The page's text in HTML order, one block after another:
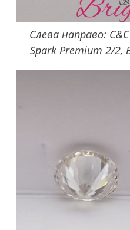
Слева направо:
Spark Premium 2/2,